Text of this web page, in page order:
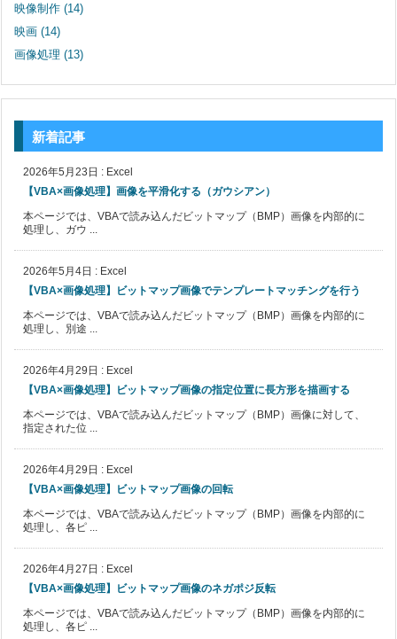
映像制作 (14)
映画 (14)
画像処理 (13)
新着記事
2026年5月23日 : Excel
【VBA×画像処理】画像を平滑化する（ガウシアン）
本ページでは、VBAで読み込んだビットマップ（BMP）画像を内部的に
処理し、ガウ ...
2026年5月4日 : Excel
【VBA×画像処理】ビットマップ画像でテンプレートマッチングを行う
本ページでは、VBAで読み込んだビットマップ（BMP）画像を内部的に
処理し、別途 ...
2026年4月29日 : Excel
【VBA×画像処理】ビットマップ画像の指定位置に長方形を描画する
本ページでは、VBAで読み込んだビットマップ（BMP）画像に対して、
指定された位 ...
2026年4月29日 : Excel
【VBA×画像処理】ビットマップ画像の回転
本ページでは、VBAで読み込んだビットマップ（BMP）画像を内部的に
処理し、各ピ ...
2026年4月27日 : Excel
【VBA×画像処理】ビットマップ画像のネガポジ反転
本ページでは、VBAで読み込んだビットマップ（BMP）画像を内部的に
処理し、各ピ ...